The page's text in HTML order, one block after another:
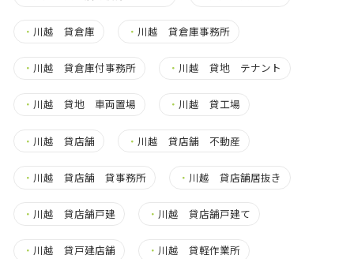
・ 川越 貸倉庫 ・ 川越 貸倉庫事務所
・ 川越 貸倉庫付事務所 ・ 川越 貸地 テナント
・ 川越 貸地 車両置場 ・ 川越 貸工場
・ 川越 貸店舗 ・ 川越 貸店舗 不動産
・ 川越 貸店舗 貸事務所 ・ 川越 貸店舗居抜き
・ 川越 貸店舗戸建 ・ 川越 貸店舗戸建て
・ 川越 貸戸建店舗 ・ 川越 貸軽作業所